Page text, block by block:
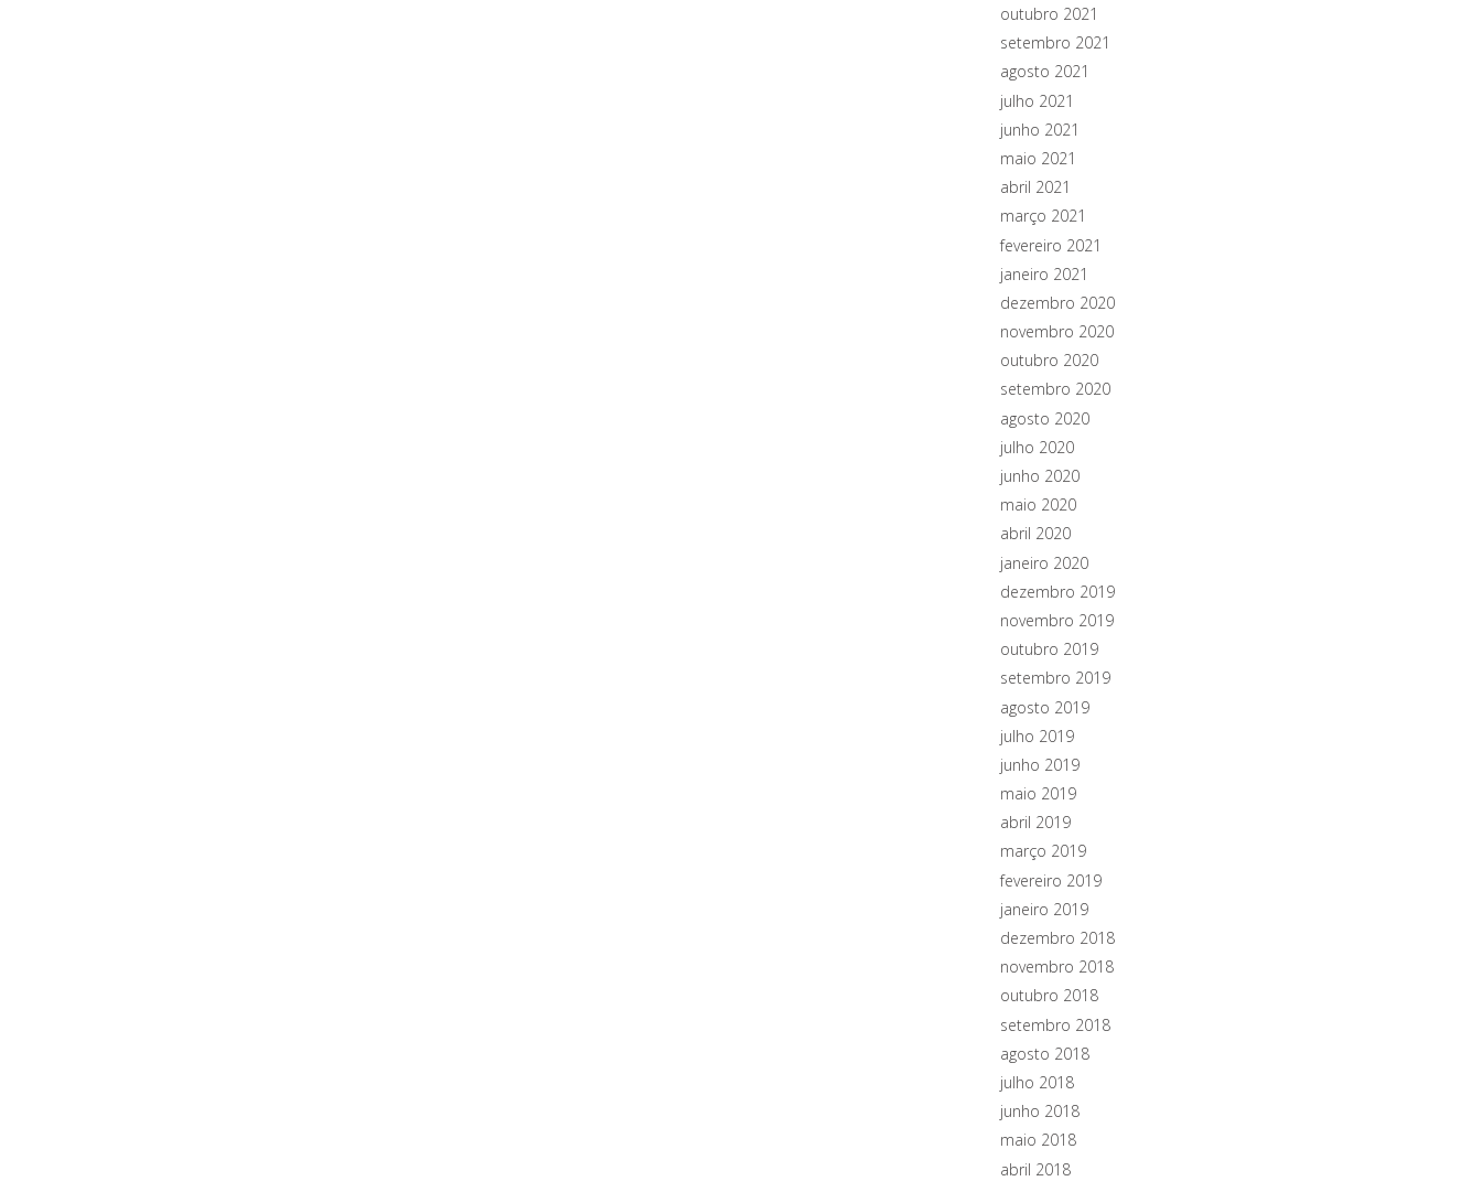
outubro 2021
setembro 2021
agosto 2021
julho 2021
junho 2021
maio 2021
abril 2021
março 2021
fevereiro 2021
janeiro 2021
dezembro 2020
novembro 2020
outubro 2020
setembro 2020
agosto 2020
julho 2020
junho 2020
maio 2020
abril 2020
janeiro 2020
dezembro 2019
novembro 2019
outubro 2019
setembro 2019
agosto 2019
julho 2019
junho 2019
maio 2019
abril 2019
março 2019
fevereiro 2019
janeiro 2019
dezembro 2018
novembro 2018
outubro 2018
setembro 2018
agosto 2018
julho 2018
junho 2018
maio 2018
abril 2018